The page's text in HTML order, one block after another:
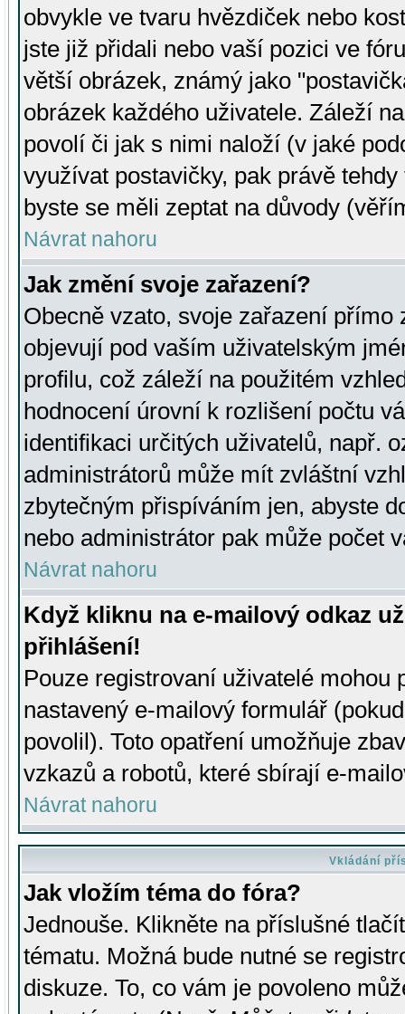
obvykle ve tvaru hvězdiček nebo
jste již přidali nebo vaší pozici ve
větší obrázek, známý jako
obrázek každého uživatele. Záleží
povolí či jak s nimi naloží (v jaké
využívat postavičky, pak právě
byste se měli zeptat na důvody
Návrat nahoru
Jak změní svoje zařazení?
Obecně vzato, svoje zařazení přímo
objevují pod vaším uživatelským
profilu, což záleží na použitém
hodnocení úrovní k rozlišení počtu
identifikaci určitých uživatelů, např.
administrátorů může mít zvláštní
zbytečným přispíváním jen, abyste
nebo administrátor pak může počet
Návrat nahoru
Když kliknu na e-mailový odkaz
přihlášení!
Pouze registrovaní uživatelé mohou
nastavený e-mailový formulář
povolil). Toto opatření umožňuje
vzkazů a robotů, které sbírají e-
Návrat nahoru
Vkládání
Jak vložím téma do fóra?
Jednouše. Klikněte na příslušné
tématu. Možná bude nutné se
diskuze. To, co vám je povoleno